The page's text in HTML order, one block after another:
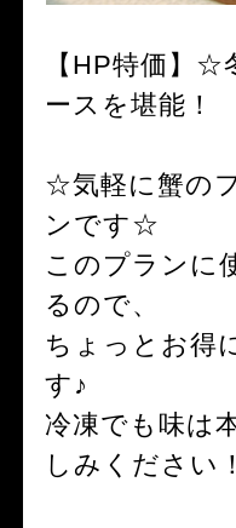
【HP特価】
ースを堪能！
☆気軽に蟹の
ンです☆
このプランに
るので、
ちょっとお得
す♪
冷凍でも味は
しみください！